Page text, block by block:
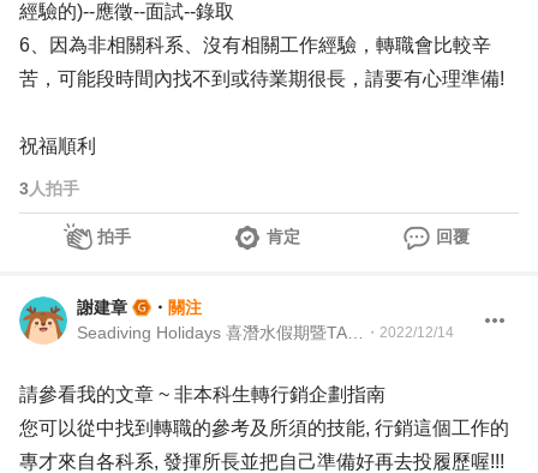
經驗的)--應徵--面試--錄取
6、因為非相關科系、沒有相關工作經驗，轉職會比較辛
苦，可能段時間內找不到或待業期很長，請要有心理準備!
祝福順利
3人拍手
拍手 肯定 回覆
謝建章 ・ 關注
・ 2022/12/14
請參看我的文章 ~ 非本科生轉行銷企劃指南
您可以從中找到轉職的參考及所須的技能, 行銷這個工作的
專才來自各科系, 發揮所長並把自己準備好再去投履歷喔!!!